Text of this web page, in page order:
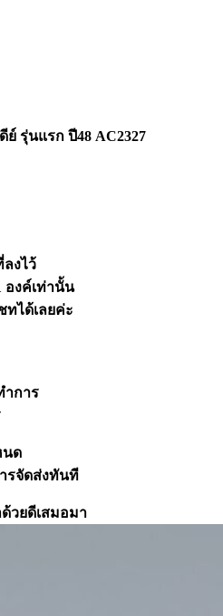
รุ่นแรก ปี48 AC2327
งไว้
องค์เท่านั้น
ทได้เลยค่ะ
ำการ
นด
รจัดส่งทันที
วยดีเสมอมา